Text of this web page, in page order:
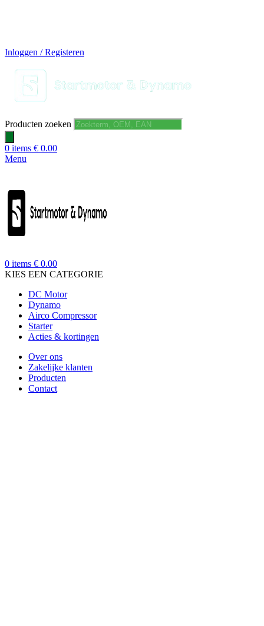
Inloggen / Registeren
Producten zoeken
0 items € 0.00
Menu
0 items € 0.00
KIES EEN CATEGORIE
DC Motor
Dynamo
Airco Compressor
Starter
Acties & kortingen
Over ons
Zakelijke klanten
Producten
Contact